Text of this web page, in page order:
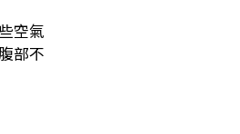
空氣
部不